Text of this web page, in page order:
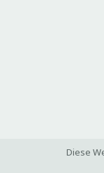
Diese